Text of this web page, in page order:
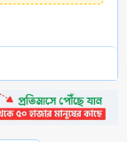
ইত্যাদি
মেয়েদের নাম,
সার্চ করছেন।